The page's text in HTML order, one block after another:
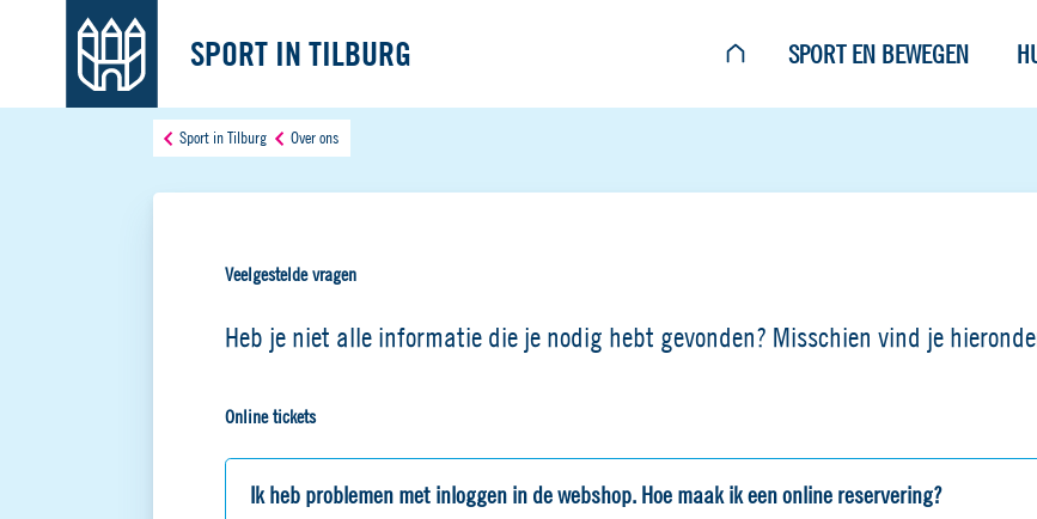
SPORT IN TILBURG SPORT EN BEWEGEN
Sport in Tilburg Over ons
Veelgestelde vragen
Heb je niet alle informatie die je nodig hebt gevonden? Misschien vind je
Online tickets
Ik heb problemen met inloggen in de webshop. Hoe maak ik een online reservering?